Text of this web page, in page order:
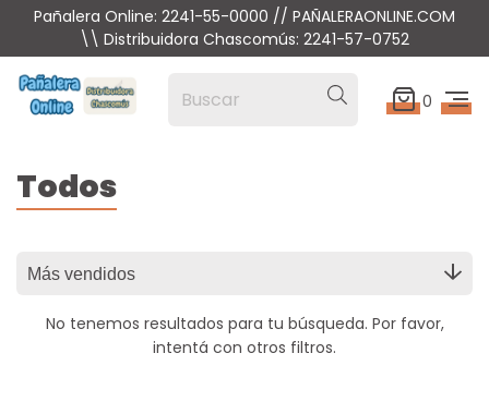
Pañalera Online: 2241-55-0000 // PAÑALERAONLINE.COM
\\ Distribuidora Chascomús: 2241-57-0752
0
Todos
No tenemos resultados para tu búsqueda. Por favor,
intentá con otros filtros.